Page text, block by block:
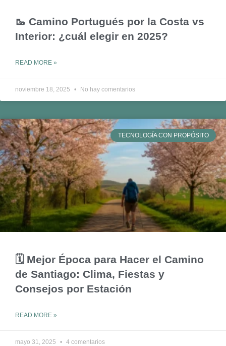
🥾 Camino Portugués por la Costa vs
Interior: ¿cuál elegir en 2025?
READ MORE »
noviembre 18, 2025 No hay comentarios
TECNOLOGÍA CON PROPÓSITO
🗓️ Mejor Época para Hacer el Camino
de Santiago: Clima, Fiestas y
Consejos por Estación
READ MORE »
mayo 31, 2025 4 comentarios